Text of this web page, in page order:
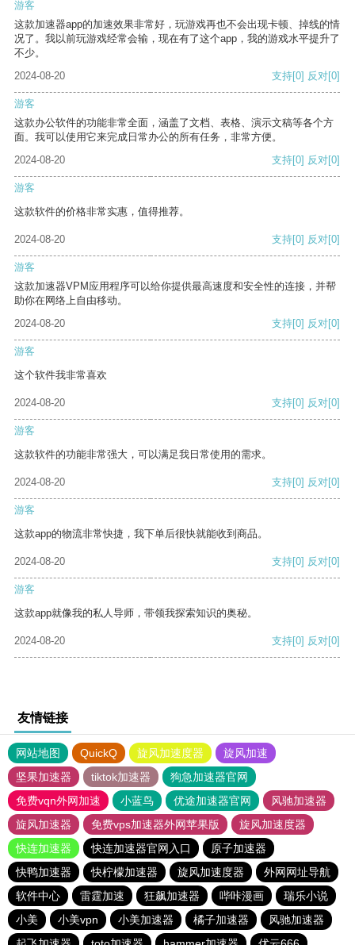
游客
这款加速器app的加速效果非常好，玩游戏再也不会出现卡顿、掉线的情
况了。我以前玩游戏经常会输，现在有了这个app，我的游戏水平提升了
不少。
2024-08-20
支持[0] 反对[0]
游客
这款办公软件的功能非常全面，涵盖了文档、表格、演示文稿等各个方
面。我可以使用它来完成日常办公的所有任务，非常方便。
2024-08-20
支持[0] 反对[0]
游客
这款软件的价格非常实惠，值得推荐。
2024-08-20 支持[0] 反对[0]
游客
这款加速器VPM应用程序可以给你提供最高速度和安全性的连接，并帮
助你在网络上自由移动。
2024-08-20
支持[0] 反对[0]
游客
这个软件我非常喜欢
2024-08-20 支持[0] 反对[0]
游客
这款软件的功能非常强大，可以满足我日常使用的需求。
2024-08-20 支持[0] 反对[0]
游客
这款app的物流非常快捷，我下单后很快就能收到商品。
2024-08-20 支持[0] 反对[0]
游客
这款app就像我的私人导师，带领我探索知识的奥秘。
2024-08-20 支持[0] 反对[0]
友情链接
网站地图 QuickQ 旋风加速度器
旋风加速
坚果加速器
tiktok加速器
狗急加速器官网
免费vqn外网加速
小蓝鸟 优途加速器官网
风驰加速器
旋风加速器
免费vps加速器外网苹果版
旋风加速度器
快连加速器
快连加速器官网入口
原子加速器
快鸭加速器
快柠檬加速器 旋风加速度器
外网网址导航
软件中心
雷霆加速 狂飙加速器 哔咔漫画
瑞乐小说
小美
小美vpn 小美加速器 橘子加速器
风驰加速器